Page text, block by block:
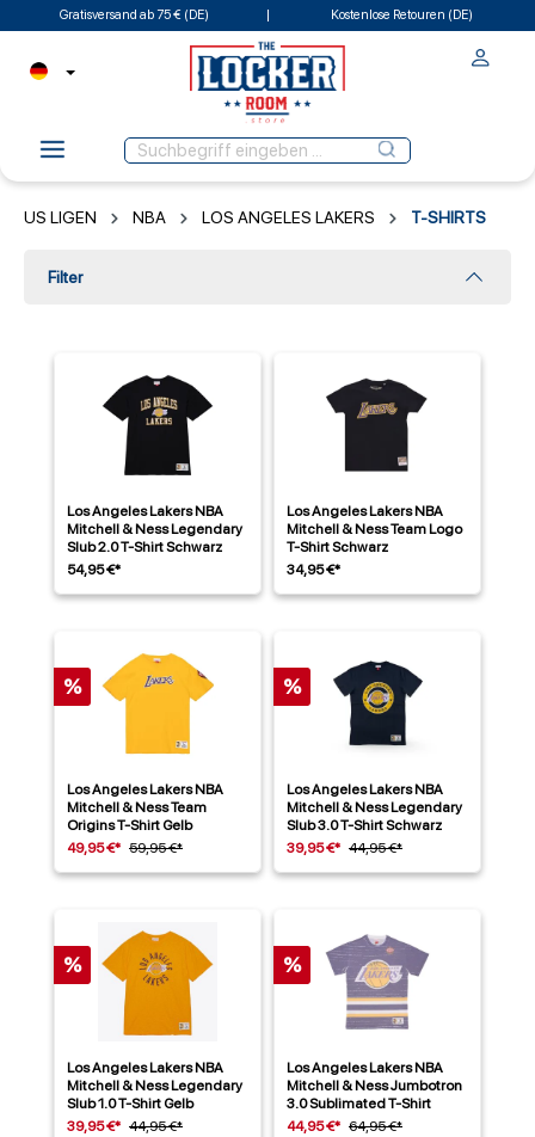
Gratisversand ab 75 € (DE) Kostenlose Retouren (DE)
US LIGEN NBA LOS ANGELES LAKERS T-SHIRTS
Filter
Los Angeles Lakers NBA
Mitchell & Ness Legendary
Slub 2.0 T-Shirt Schwarz
54,95 €*
Los Angeles Lakers NBA
Mitchell & Ness Team Logo
T-Shirt Schwarz
34,95 €*
%
Los Angeles Lakers NBA
Mitchell & Ness Team
Origins T-Shirt Gelb
49,95 €* 59,95 €*
%
Los Angeles Lakers NBA
Mitchell & Ness Legendary
Slub 3.0 T-Shirt Schwarz
39,95 €* 44,95 €*
%
Los Angeles Lakers NBA
Mitchell & Ness Legendary
Slub 1.0 T-Shirt Gelb
39,95 €* 44,95 €*
%
Los Angeles Lakers NBA
Mitchell & Ness Jumbotron
3.0 Sublimated T-Shirt
44,95 €* 64,95 €*